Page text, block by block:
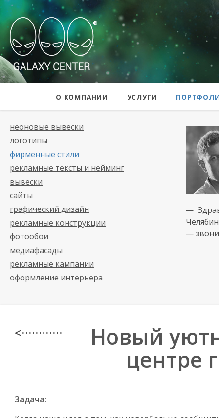
Galaxy Center
О КОМПАНИИ УСЛУГИ
неоновые вывески
логотипы
фирменные стили
рекламные тексты и нейминг
вывески
сайты
графический дизайн
рекламные конструкции
фотообои
медиафасады
рекламные кампании
оформление интерьера
—
—
< · · · · · · · · · · · · Новый
центре
Задача: